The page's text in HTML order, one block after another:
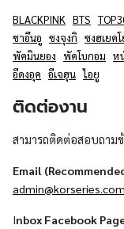
BLACKPINK BTS
ชาอึนอู ซงจุงกิ ซงฮเยคโ
พัคมินยอง พัคโบกอม ห
อีดงอุค อีเจฮุน ไอยู
ติดต่องาน
สามารถติดต่อสอบถาม
Email
admin@korseries.com
Inbox Facebook